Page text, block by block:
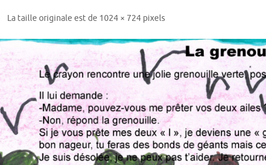
La taille originale est de 1024 × 724 pixels